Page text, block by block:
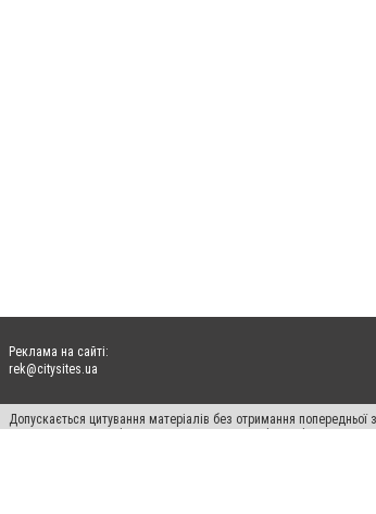
Реклама на сайті:
rek@citysites.ua
Допускається цитування матеріалів без отримання
пошукових систем гіперпосилання на цитовані статті не нижче